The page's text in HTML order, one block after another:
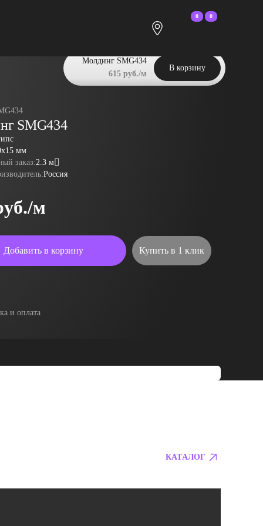
0 0
SMG434
мм
заказ:2.3 м
Россия
м
Добавить в корзину Купить в 1 клик
Молдинг SMG434
615 руб./м
В корзину
и оплата
КАТАЛОГ